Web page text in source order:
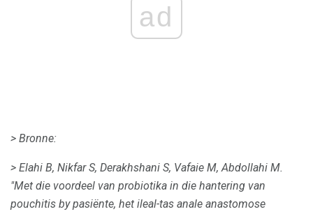
ad
> Bronne:
> Elahi B, Nikfar S, Derakhshani S, Vafaie M, Abdollahi M.
"Met die voordeel van probiotika in die hantering van
pouchitis by pasiënte, het ileal-tas anale anastomose